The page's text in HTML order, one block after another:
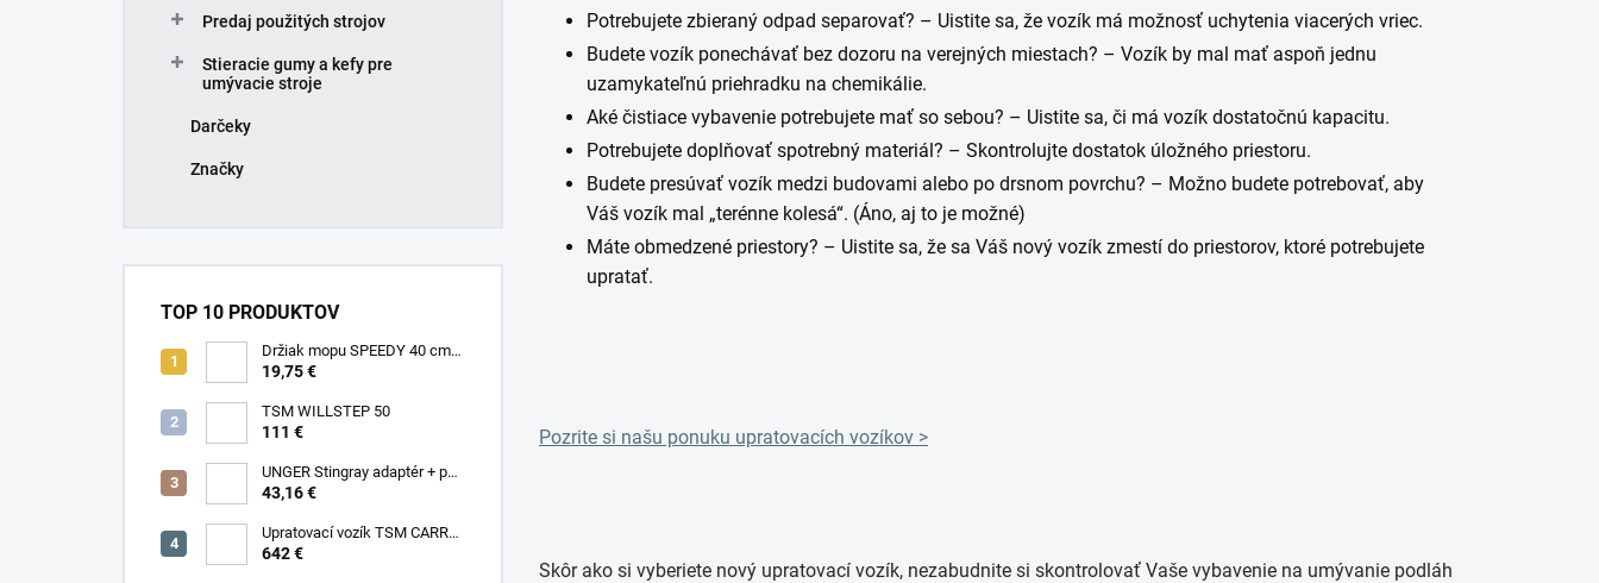
Predaj použitých strojov
Stieracie gumy a kefy pre
umývacie stroje
Darčeky
Značky
TOP 10 PRODUKTOV
Držiak mopu SPEEDY 40 cm
ORIGINAL by FILMOP ITALY
19,75 €
TSM WILLSTEP 50
111 €
UNGER Stingray adaptér + pad
na leštenie okna
43,16 €
Upratovací vozík TSM CARRY
LIGHT
642 €
Potrebujete zbieraný odpad separovať? – Uistite sa, že vozík má možnosť uchytenia viacerých vriec.
Budete vozík ponechávať bez dozoru na verejných miestach? – Vozík by mal mať aspoň jednu
uzamykateľnú priehradku na chemikálie.
Aké čistiace vybavenie potrebujete mať so sebou? – Uistite sa, či má vozík dostatočnú kapacitu.
Potrebujete doplňovať spotrebný materiál? – Skontrolujte dostatok úložného priestoru.
Budete presúvať vozík medzi budovami alebo po drsnom povrchu? – Možno budete potrebovať, aby
Váš vozík mal „terénne kolesá“. (Áno, aj to je možné)
Máte obmedzené priestory? – Uistite sa, že sa Váš nový vozík zmestí do priestorov, ktoré potrebujete
upratať.
Pozrite si našu ponuku upratovacích vozíkov >
Skôr ako si vyberiete nový upratovací vozík, nezabudnite si skontrolovať Vaše vybavenie na umývanie podláh